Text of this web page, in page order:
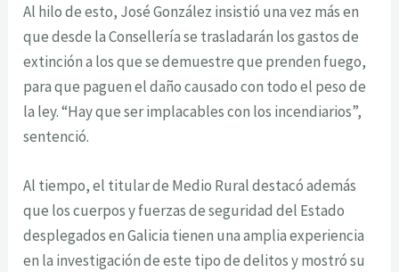
Al hilo de esto, José González insistió una vez más en
que desde la Consellería se trasladarán los gastos de
extinción a los que se demuestre que prenden fuego,
para que paguen el daño causado con todo el peso de
la ley. “Hay que ser implacables con los incendiarios”,
sentenció.
Al tiempo, el titular de Medio Rural destacó además
que los cuerpos y fuerzas de seguridad del Estado
desplegados en Galicia tienen una amplia experiencia
en la investigación de este tipo de delitos y mostró su